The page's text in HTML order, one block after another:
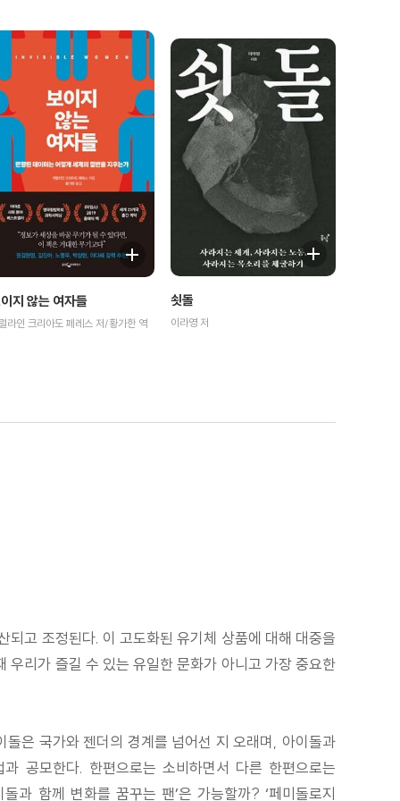
지 않는 여자들
라인 크리아도 페레스 저/황가한 역
쇳돌
이라영 저
고 조정된다. 이 고도화된 유기체 상품에 대해 대중을
우리가 즐길 수 있는 유일한 문화가 아니고 가장 중요한
은 국가와 젠더의 경계를 넘어선 지 오래며, 아이돌과
공모한다. 한편으로는 소비하면서 다른 한편으로는
과 함께 변화를 꿈꾸는 팬’은 가능할까? ‘페미돌로지